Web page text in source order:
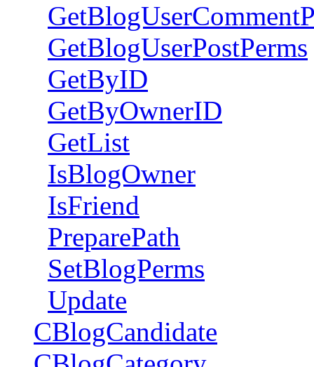
GetBlogUserPostPerms
GetByID
GetByOwnerID
GetList
IsBlogOwner
IsFriend
PreparePath
SetBlogPerms
Update
CBlogCandidate